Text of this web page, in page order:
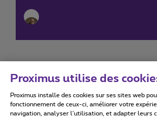
Conditions d'utilisation
Proximus utilise des
Proximus installe des cookies sur ses sites web
fonctionnement de ceux-ci, améliorer votre
navigation, analyser l’utilisation, et adapter leurs